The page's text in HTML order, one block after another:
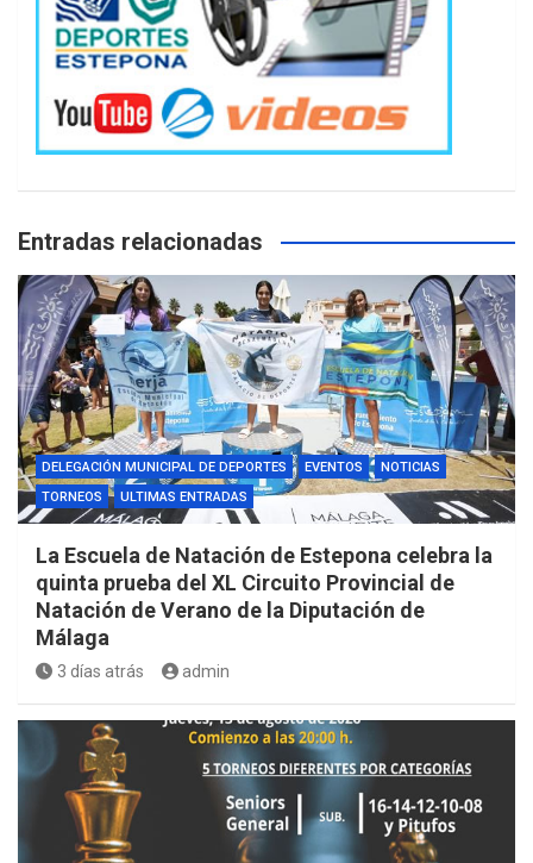
Entradas relacionadas
DELEGACIÓN MUNICIPAL DE DEPORTES EVENTOS
NOTICIAS
TORNEOS
ULTIMAS ENTRADAS
La Escuela de Natación de Estepona celebra la
quinta prueba del XL Circuito Provincial de
Natación de Verano de la Diputación de
Málaga
3 días atrás admin